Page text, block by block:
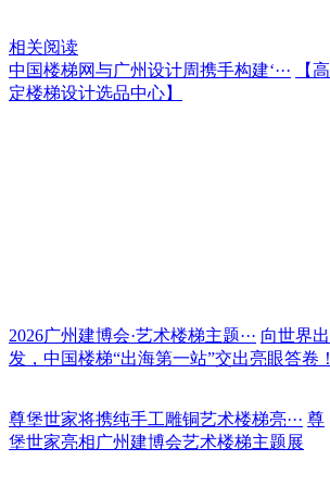
相关阅读
中国楼梯网与广州设计周携手构建‘···
【高
定楼梯设计选品中心】
2026广州建博会·艺术楼梯主题··· 向世界出
发，中国楼梯“出海第一站”交出亮眼答卷！
尊堡世家将携纯手工雕铜艺术楼梯亮··· 尊
堡世家亮相广州建博会艺术楼梯主题展